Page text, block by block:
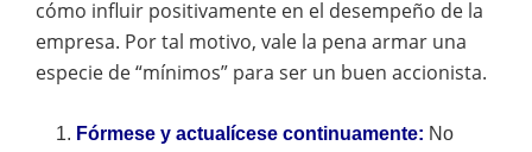
cómo influir positivamente en el desempeño de la
empresa. Por tal motivo, vale la pena armar una
especie de “mínimos” para ser un buen accionista.
Fórmese y actualícese continuamente: No